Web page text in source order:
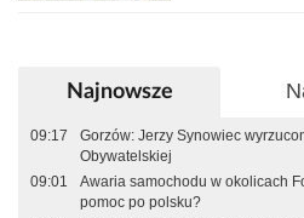
Najnowsze
09:17
Gorzów: Jerzy Synowiec
Obywatelskiej
09:01
Awaria samochodu w okolicach
pomoc po polsku?